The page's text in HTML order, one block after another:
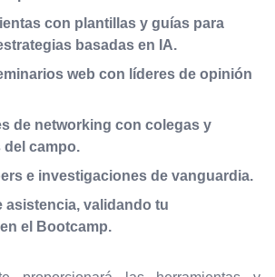
con plantillas y guías para
basadas en IA.
web con líderes de opinión
de networking con colegas y
campo.
e investigaciones de vanguardia.
asistencia, validando tu
el Bootcamp.